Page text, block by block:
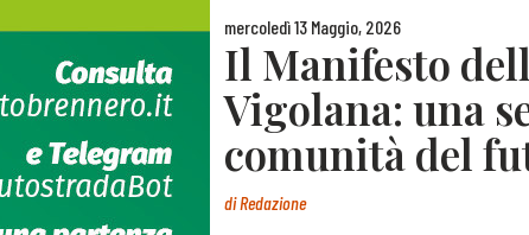
mercoledì 13 Maggio, 2026
Il Manifesto
Vigolana: una
comunità del
diRedazione